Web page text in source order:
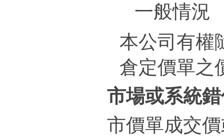
一般情況
本公司有權
倉定價單之
市場或系統
市價單成交